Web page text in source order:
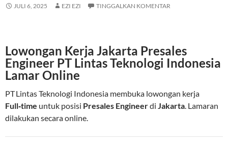
JULI 6, 2025 EZI EZI TINGGALKAN KOMENTAR
Lowongan Kerja Jakarta Presales
Engineer PT Lintas Teknologi Indonesia
Lamar Online
PT Lintas Teknologi Indonesia membuka lowongan kerja
Full‑time untuk posisi Presales Engineerdi Jakarta. Lamaran
dilakukan secara online.